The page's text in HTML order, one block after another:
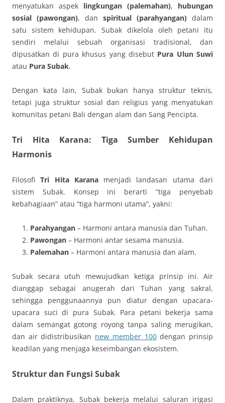
menyatukan aspek lingkungan (palemahan), hubungan
sosial (pawongan), dan spiritual (parahyangan) dalam
satu sistem kehidupan. Subak dikelola oleh petani itu
sendiri melalui sebuah organisasi tradisional, dan
dipusatkan di pura khusus yang disebut Pura Ulun Suwi
atau Pura Subak.
Dengan kata lain, Subak bukan hanya struktur teknis,
tetapi juga struktur sosial dan religius yang menyatukan
komunitas petani Bali dengan alam dan Sang Pencipta.
Tri Hita Karana: Tiga Sumber Kehidupan
Harmonis
FilosofiTri Hita Karanamenjadi landasan utama dari
sistem Subak. Konsep ini berarti “tiga penyebab
kebahagiaan” atau “tiga harmoni utama”, yakni:
Parahyangan – Harmoni antara manusia dan Tuhan.
Pawongan – Harmoni antar sesama manusia.
Palemahan – Harmoni antara manusia dan alam.
Subak secara utuh mewujudkan ketiga prinsip ini. Air
dianggap sebagai anugerah dari Tuhan yang sakral,
sehingga penggunaannya pun diatur dengan upacara-
upacara suci di pura Subak. Para petani bekerja sama
dalam semangat gotong royong tanpa saling merugikan,
dan air didistribusikan new member 100dengan prinsip
keadilan yang menjaga keseimbangan ekosistem.
Struktur dan Fungsi Subak
Dalam praktiknya, Subak bekerja melalui saluran irigasi